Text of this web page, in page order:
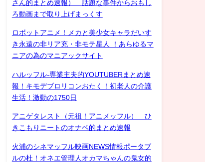
さん的まとめ速報） 話題な事件からおもし
ろ動画まで取り上げまっくす
ロボットアニメ！メカと美少女キャラだいす
き永遠の非リア充・非モテ星人 ！あらゆるマ
ニアの為のマニアックサイト
ハルッフル-専業主夫的YOUTUBERまとめ速
報！キモデブロリコンおたく！初老人の介護
生活！激動の1750日
アニゲタレスト（元祖！アニメッフル） ひ
きこもりニートのオナベ的まとめ速報
火浦のシネマッフル映画NEWS情報ポータブ
ルの杜！オネエ管理人オカマちゃんの鬼女的